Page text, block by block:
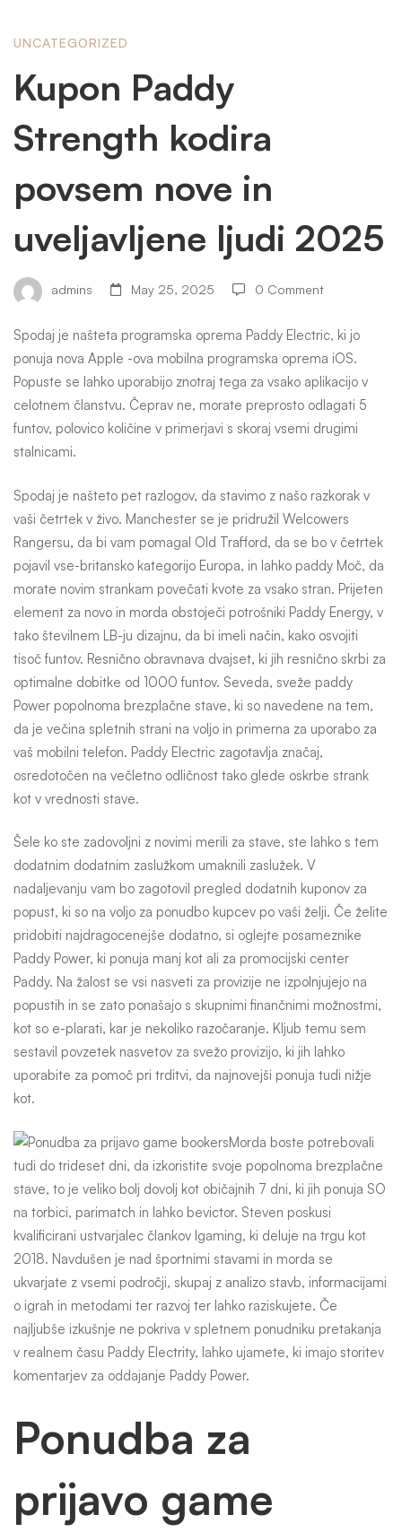
Kupon
Paddy
Strength
kodira
povsem
nove
in
uveljavljene
ljudi
2025
UNCATEGORIZED
Kupon Paddy
Strength kodira
povsem nove in
uveljavljene ljudi 2025
admins May 25, 2025 0 Comment
Spodaj je našteta programska oprema Paddy Electric, ki jo
ponuja nova Apple -ova mobilna programska oprema iOS.
Popuste se lahko uporabijo znotraj tega za vsako aplikacijo v
celotnem članstvu. Čeprav ne, morate preprosto odlagati 5
funtov, polovico količine v primerjavi s skoraj vsemi drugimi
stalnicami.
Spodaj je našteto pet razlogov, da stavimo z našo razkorak v
vaši četrtek v živo. Manchester se je pridružil Welcowers
Rangersu, da bi vam pomagal Old Trafford, da se bo v četrtek
pojavil vse-britansko kategorijo Europa, in lahko paddy Moč, da
morate novim strankam povečati kvote za vsako stran. Prijeten
element za novo in morda obstoječi potrošniki Paddy Energy, v
tako številnem LB-ju dizajnu, da bi imeli način, kako osvojiti
tisoč funtov. Resnično obravnava dvajset, ki jih resnično skrbi za
optimalne dobitke od 1000 funtov. Seveda, sveže paddy
Power popolnoma brezplačne stave, ki so navedene na tem,
da je večina spletnih strani na voljo in primerna za uporabo za
vaš mobilni telefon. Paddy Electric zagotavlja značaj,
osredotočen na večletno odličnost tako glede oskrbe strank
kot v vrednosti stave.
Šele ko ste zadovoljni z novimi merili za stave, ste lahko s tem
dodatnim dodatnim zaslužkom umaknili zaslužek. V
nadaljevanju vam bo zagotovil pregled dodatnih kuponov za
popust, ki so na voljo za ponudbo kupcev po vaši želji. Če želite
pridobiti najdragocenejše dodatno, si oglejte posameznike
Paddy Power, ki ponuja manj kot ali za promocijski center
Paddy. Na žalost se vsi nasveti za provizije ne izpolnjujejo na
popustih in se zato ponašajo s skupnimi finančnimi možnostmi,
kot so e-plarati, kar je nekoliko razočaranje. Kljub temu sem
sestavil povzetek nasvetov za svežo provizijo, ki jih lahko
uporabite za pomoč pri trditvi, da najnovejši ponuja tudi nižje
kot.
Morda boste potrebovali
tudi do trideset dni, da izkoristite svoje popolnoma brezplačne
stave, to je veliko bolj dovolj kot običajnih 7 dni, ki jih ponuja SO
na torbici, parimatch in lahko bevictor. Steven poskusi
kvalificirani ustvarjalec člankov Igaming, ki deluje na trgu kot
2018. Navdušen je nad športnimi stavami in morda se
ukvarjate z vsemi področji, skupaj z analizo stavb, informacijami
o igrah in metodami ter razvoj ter lahko raziskujete. Če
najljubše izkušnje ne pokriva v spletnem ponudniku pretakanja
v realnem času Paddy Electrity, lahko ujamete, ki imajo storitev
komentarjev za oddajanje Paddy Power.
Ponudba za
prijavo game